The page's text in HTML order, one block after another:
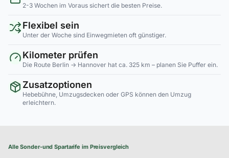
2-3 Wochen im Voraus sichert die besten Preise.
Flexibel sein
Unter der Woche sind Einwegmieten oft günstiger.
Kilometer prüfen
Die Route Berlin → Hannover hat ca. 325 km – planen Sie Puffer ein.
Zusatzoptionen
Hebebühne, Umzugsdecken oder GPS können den Umzug
erleichtern.
Alle Sonder-und Spartarife im Preisvergleich